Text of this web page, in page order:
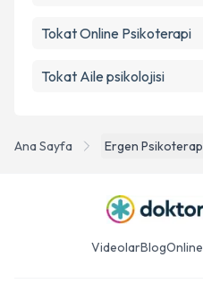
Ana Sayfa Ergen
Tokat Online Psikoterapi
Tokat Aile psikolojisi
VideolarBlog